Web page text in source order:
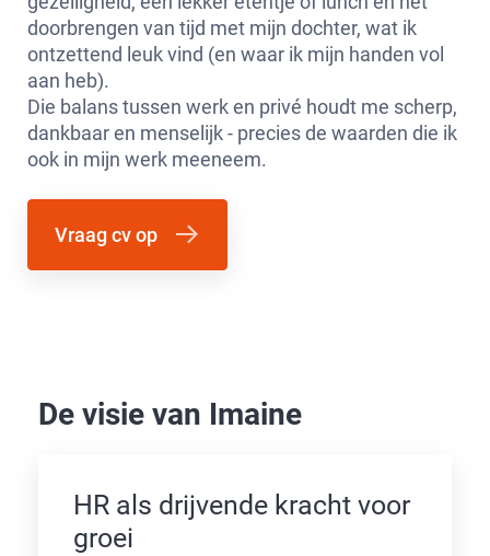
doorbrengen van tijd met mijn dochter, wat ik
ontzettend leuk vind (en waar ik mijn handen vol
aan heb).
Die balans tussen werk en privé houdt me scherp,
dankbaar en menselijk - precies de waarden die ik
ook in mijn werk meeneem.
Vraag cv op
De visie van Imaine
HR als drijvende kracht voor
groei